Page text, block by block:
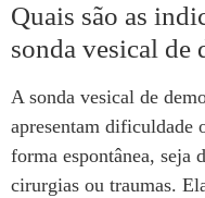
Quais são as
sonda vesical de
A sonda vesical de
apresentam dificuldade
forma espontânea, seja
cirurgias ou traumas.